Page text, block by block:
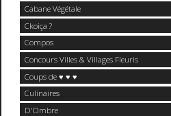
Cabane Végétale
Ckoiça ?
Compos
Concours Villes & Villages Fleuris
Coups de ♥ ♥ ♥
Culinaires
D'Ombre